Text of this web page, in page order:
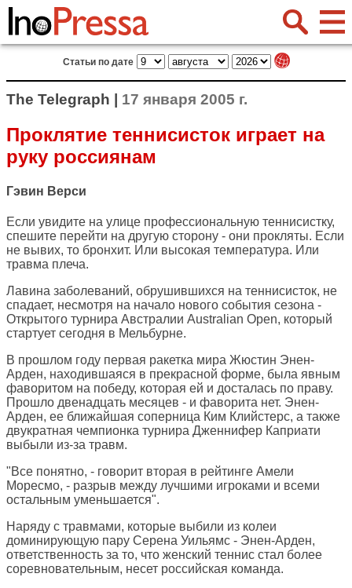
Статьи по дате
The Telegraph | 17 января 2005 г.
Проклятие теннисисток играет на
руку россиянам
Гэвин Верси
Если увидите на улице профессиональную теннисистку,
спешите перейти на другую сторону - они прокляты. Если
не вывих, то бронхит. Или высокая температура. Или
травма плеча.
Лавина заболеваний, обрушившихся на теннисисток, не
спадает, несмотря на начало нового события сезона -
Открытого турнира Австралии Australian Open, который
стартует сегодня в Мельбурне.
В прошлом году первая ракетка мира Жюстин Энен-
Арден, находившаяся в прекрасной форме, была явным
фаворитом на победу, которая ей и досталась по праву.
Прошло двенадцать месяцев - и фаворита нет. Энен-
Арден, ее ближайшая соперница Ким Клийстерс, а также
двукратная чемпионка турнира Дженнифер Каприати
выбыли из-за травм.
"Все понятно, - говорит вторая в рейтинге Амели
Моресмо, - разрыв между лучшими игроками и всеми
остальным уменьшается".
Наряду с травмами, которые выбили из колеи
доминирующую пару Серена Уильямс - Энен-Арден,
ответственность за то, что женский теннис стал более
соревновательным, несет российская команда.